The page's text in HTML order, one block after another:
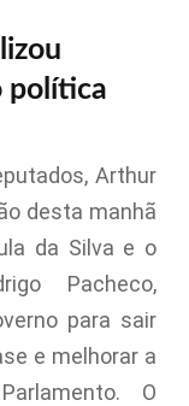
política
Arthur
desta manhã
da Silva e o
Pacheco,
para sair
e melhorar a
O